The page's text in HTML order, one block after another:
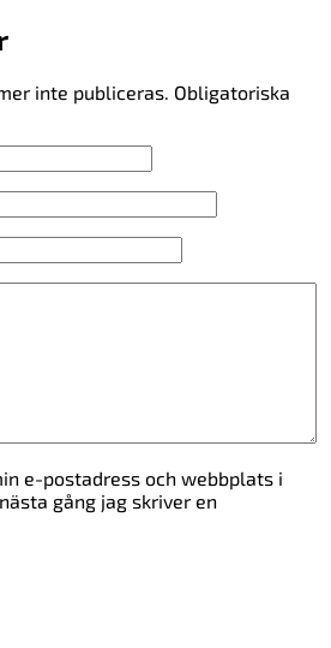
inte publiceras. Obligatoriska
e-postadress och webbplats i
gång jag skriver en